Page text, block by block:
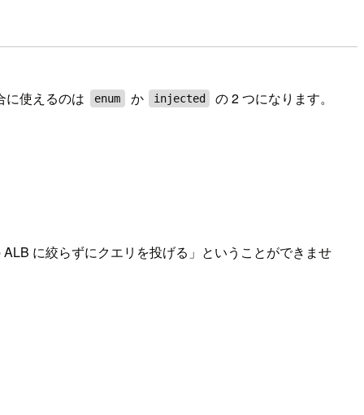
に使えるのは enum か injected の 2 つになります。
に絞らずにクエリを投げる」ということができませ